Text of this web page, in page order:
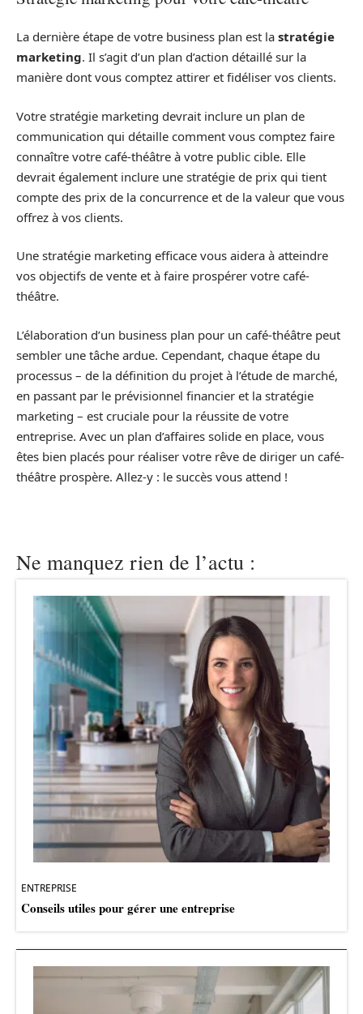
La dernière étape de votre business plan est la stratégie
marketing. Il s’agit d’un plan d’action détaillé sur la
manière dont vous comptez attirer et fidéliser vos clients.
Votre stratégie marketing devrait inclure un plan de
communication qui détaille comment vous comptez faire
connaître votre café-théâtre à votre public cible. Elle
devrait également inclure une stratégie de prix qui tient
compte des prix de la concurrence et de la valeur que vous
offrez à vos clients.
Une stratégie marketing efficace vous aidera à atteindre
vos objectifs de vente et à faire prospérer votre café-
théâtre.
L’élaboration d’un business plan pour un café-théâtre peut
sembler une tâche ardue. Cependant, chaque étape du
processus – de la définition du projet à l’étude de marché,
en passant par le prévisionnel financier et la stratégie
marketing – est cruciale pour la réussite de votre
entreprise. Avec un plan d’affaires solide en place, vous
êtes bien placés pour réaliser votre rêve de diriger un café-
théâtre prospère. Allez-y : le succès vous attend !
Ne manquez rien de l’actu :
ENTREPRISE
Conseils utiles pour gérer une entreprise